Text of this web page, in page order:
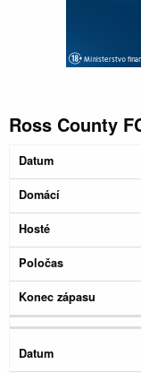
Ross County
Datum